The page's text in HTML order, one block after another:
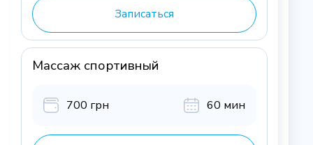
Записаться
Массаж спортивный
700 грн 60 мин